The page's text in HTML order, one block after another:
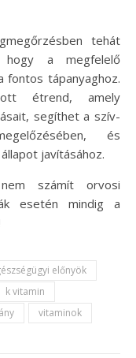
tehát
hogy a megfelelő
fontos tápanyaghoz.
étrend, amely
segíthet a szív-
és
javításához.
számít orvosi
esetén mindig a
előnyök
k vitamin
vitaminok